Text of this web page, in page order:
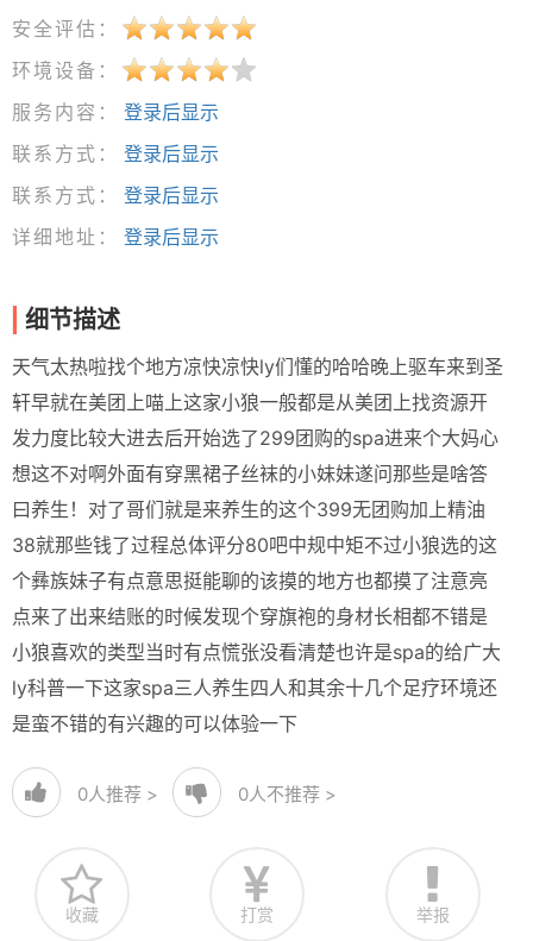
安全评估：
环境设备：
服务内容：
登录后显示
联系方式：
登录后显示
联系方式：
登录后显示
详细地址：
登录后显示
细节描述
天气太热啦找个地方凉快凉快ly们懂的哈哈晚上驱车来到圣
轩早就在美团上喵上这家小狼一般都是从美团上找资源开
发力度比较大进去后开始选了299团购的spa进来个大妈心
想这不对啊外面有穿黑裙子丝袜的小妹妹遂问那些是啥答
曰养生！对了哥们就是来养生的这个399无团购加上精油
38就那些钱了过程总体评分80吧中规中矩不过小狼选的这
个彝族妹子有点意思挺能聊的该摸的地方也都摸了注意亮
点来了出来结账的时候发现个穿旗袍的身材长相都不错是
小狼喜欢的类型当时有点慌张没看清楚也许是spa的给广大
ly科普一下这家spa三人养生四人和其余十几个足疗环境还
是蛮不错的有兴趣的可以体验一下
0人推荐 > 0人不推荐 >
收藏 打赏 举报